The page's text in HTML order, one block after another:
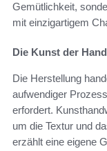
Gemütlichkeit,
mit einzigartigem
Die Kunst der
Die Herstellung
aufwendiger
erfordert.
um die Textur und
erzählt eine eigene